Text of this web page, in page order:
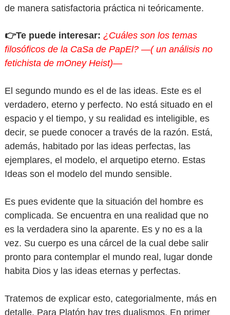
de manera satisfactoria práctica ni teóricamente.
👉Te puede interesar: ¿Cuáles son los temas
filosóficos de la CaSa de PapEl? —( un análisis no
fetichista de mOney Heist)—
El segundo mundo es el de las ideas. Este es el
verdadero, eterno y perfecto. No está situado en el
espacio y el tiempo, y su realidad es inteligible, es
decir, se puede conocer a través de la razón. Está,
además, habitado por las ideas perfectas, las
ejemplares, el modelo, el arquetipo eterno. Estas
Ideas son el modelo del mundo sensible.
Es pues evidente que la situación del hombre es
complicada. Se encuentra en una realidad que no
es la verdadera sino la aparente. Es y no es a la
vez. Su cuerpo es una cárcel de la cual debe salir
pronto para contemplar el mundo real, lugar donde
habita Dios y las ideas eternas y perfectas.
Tratemos de explicar esto, categorialmente, más en
detalle. Para Platón hay tres dualismos. En primer